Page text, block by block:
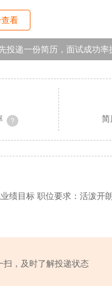
看
投递一份简历，面试成功率
简
绩目标 职位要求：活泼
扫，及时了解投递状态